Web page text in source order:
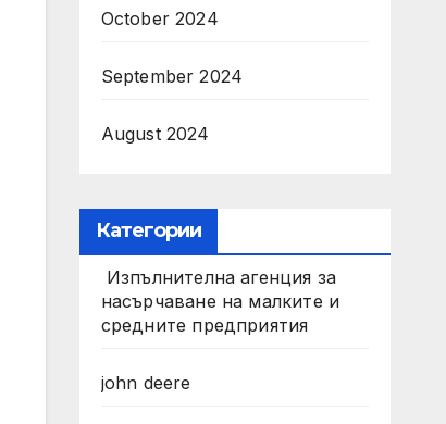
October 2024
September 2024
August 2024
Категории
Изпълнителна агенция за
насърчаване на малките и
средните предприятия
john deere